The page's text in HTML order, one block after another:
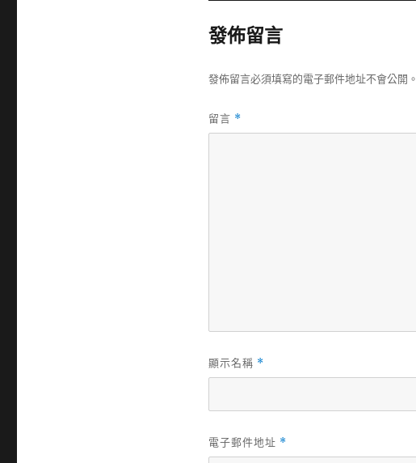
發佈留言
發佈留言必須填寫的電子郵件地址不會公開。
留言 *
顯示名稱 *
電子郵件地址 *